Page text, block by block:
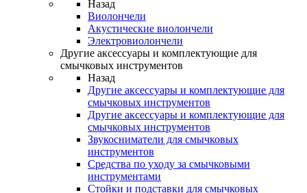
Назад
Виолончели
Акустические виолончели
Электровиолончели
Другие аксессуары и комплектующие для
смычковых инструментов
Назад
Другие аксессуары и комплектующие для
смычковых инструментов
Другие аксессуары и комплектующие для
смычковых инструментов
Звукосниматели для смычковых
инструментов
Средства по уходу за смычковыми
инструментами
Стойки и подставки для смычковых